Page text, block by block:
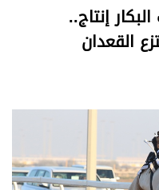
إنتاج..
القعدان